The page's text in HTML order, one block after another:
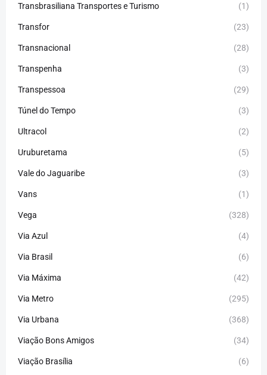
Transbrasiliana Transportes e Turismo (1)
Transfor (23)
Transnacional (28)
Transpenha (3)
Transpessoa (29)
Túnel do Tempo (3)
Ultracol (2)
Uruburetama (5)
Vale do Jaguaribe (3)
Vans (1)
Vega (328)
Via Azul (4)
Via Brasil (6)
Via Máxima (42)
Via Metro (295)
Via Urbana (368)
Viação Bons Amigos (34)
Viação Brasília (6)